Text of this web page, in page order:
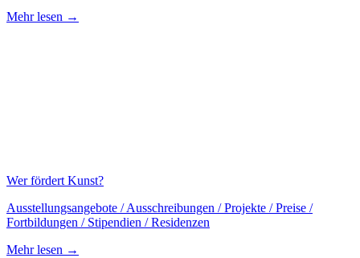
Mehr lesen →
Wer fördert Kunst?
Ausstellungsangebote / Ausschreibungen / Projekte / Preise /
Fortbildungen / Stipendien / Residenzen
Mehr lesen →